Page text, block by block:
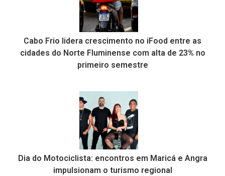
Cabo Frio lidera crescimento no iFood entre as
cidades do Norte Fluminense com alta de 23% no
primeiro semestre
Dia do Motociclista: encontros em Maricá e Angra
impulsionam o turismo regional